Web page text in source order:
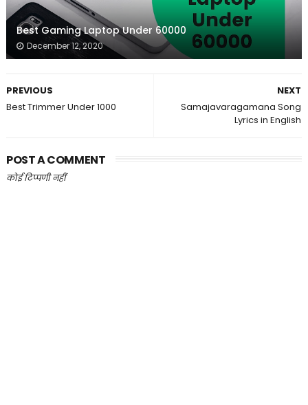
Best Gaming Laptop Under 60000
December 12, 2020
NEXT
Samajavaragamana Song
Lyrics in English
PREVIOUS
Best Trimmer Under 1000
POST A COMMENT
कोई टिप्पणी नहीं